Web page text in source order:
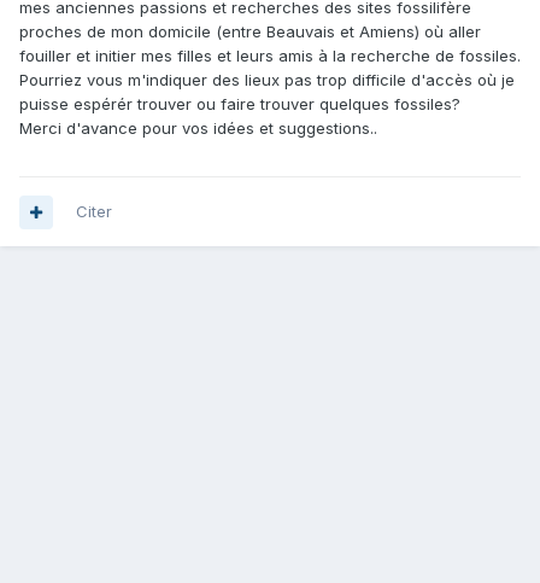
mes anciennes passions et recherches des sites fossilifère
proches de mon domicile (entre Beauvais et Amiens) où aller
fouiller et initier mes filles et leurs amis à la recherche de fossiles.
Pourriez vous m'indiquer des lieux pas trop difficile d'accès où je
puisse espérér trouver ou faire trouver quelques fossiles?
Merci d'avance pour vos idées et suggestions..
Citer